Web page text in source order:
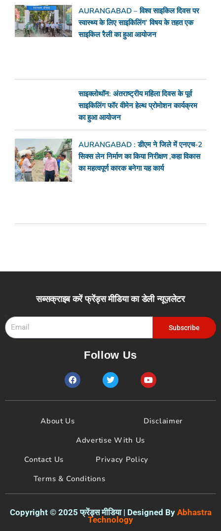
AURANGABAD – विश्व साइकिल दिवस पर
स्वास्थ्य के लिए साइकिलिंग’ विषय के तहत एक
साइकिल रैली का हुआ आयोजन
साइक्लोथॉन: अंतराष्ट्रीय महिला दिवस के पूर्व
साइकिलिंग फॉर वीमेन हेल्थ प्रोमोशन कार्यक्रम
का हुआ आयोजन
AURANGABAD : डीएम ने जिले में एनएच-2
सिक्स लेन निर्माण का किया निरीक्षण ,कहा विकास
का महत्वपूर्ण कारक बनेगा यह कार्य
सब्सक्राइब करें फ्रेंड्स मीडिया का डेली न्यूज़लेटर
Subscribe
Follow Us
F
a
e
o
T
w
t
Y
o
t
e
About Us
Disclaimer
Advertise With Us
Contact Us
Privacy Policy
Terms & Conditions
Copyright © 2025 फ्रेंड्स मीडिया | Designed By Abhastra
Technology